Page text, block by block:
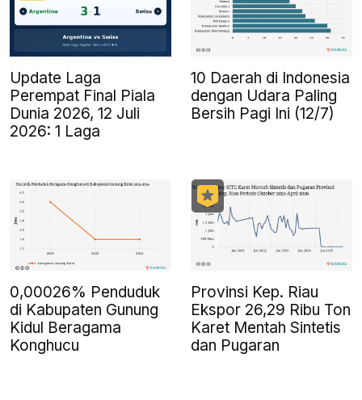
Update Laga
Perempat Final Piala
Dunia 2026, 12 Juli
2026: 1 Laga
10 Daerah di Indonesia
dengan Udara Paling
Bersih Pagi Ini (12/7)
0,00026% Penduduk
di Kabupaten Gunung
Kidul Beragama
Konghucu
Provinsi Kep. Riau
Ekspor 26,29 Ribu Ton
Karet Mentah Sintetis
dan Pugaran